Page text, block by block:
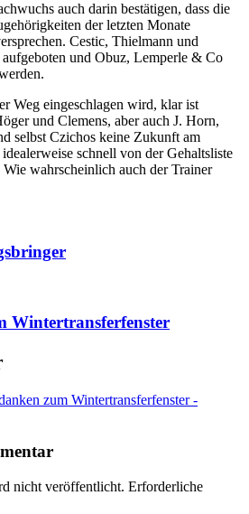
auch darin bestätigen, dass die
der letzten Monate
Cestic, Thielmann und
und Obuz, Lemperle & Co
Weg eingeschlagen wird, klar ist
und Clemens, aber auch J. Horn,
selbst Czichos keine Zukunft am
schnell von der Gehaltsliste
wahrscheinlich auch der Trainer
Wintertransferfenster
zum Wintertransferfenster -
nicht veröffentlicht. Erforderliche